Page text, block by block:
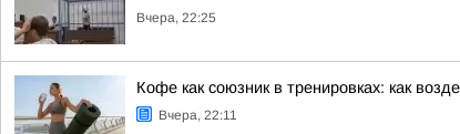
Вчера, 22:25
Кофе как союзник в тренировках: как
Вчера, 22:11